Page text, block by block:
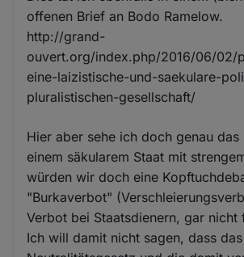
offenen Brief an Bodo Ramelow.
http://grand-
ouvert.org/index.php/2016/06/02/
eine-laizistische-und-saekulare-
pluralistischen-gesellschaft/
Hier aber sehe ich doch genau das
einem säkularem Staat mit
würden wir doch eine
"Burkaverbot"
Verbot bei Staatsdienern, gar nicht
Ich will damit nicht sagen, dass das